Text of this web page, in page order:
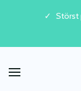
Skip to main
Störst